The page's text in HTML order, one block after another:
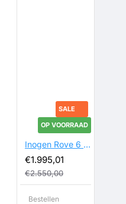
SALE
OP VOORRAAD
Inogen Rove 6 16 Cell ( grote batterij)
€1.995,01
€2.550,00
Bestellen